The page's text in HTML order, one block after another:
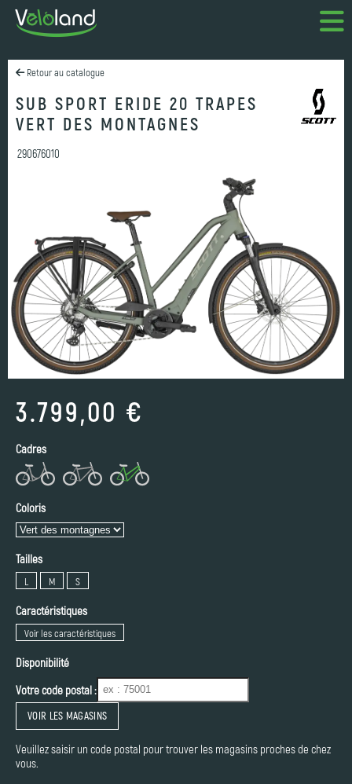
Retour au catalogue
SUB SPORT ERIDE 20 TRAPES
VERT DES MONTAGNES
290676010
3.799,00 €
Cadres
Coloris
Tailles
L M S
Caractéristiques
Voir les caractéristiques
Disponibilité
Votre code postal :
VOIR LES MAGASINS
Veuillez saisir un code postal pour trouver les magasins proches de chez
vous.